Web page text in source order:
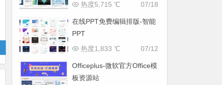
07/18
热度5,715 ℃
在线PPT免费编辑排版-智能
PPT
07/12
热度1,833 ℃
Officeplus-微软官方Office模
板资源站